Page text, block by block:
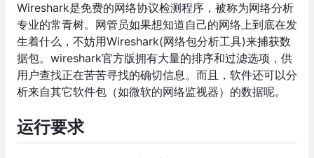
Wireshark是免费的网络协议检测程序，被称为网络分析
专业的常青树。网管员如果想知道自己的网络上到底在发
生着什么，不妨用Wireshark(网络包分析工具)来捕获数
据包。wireshark官方版拥有大量的排序和过滤选项，供
用户查找正在苦苦寻找的确切信息。而且，软件还可以分
析来自其它软件包（如微软的网络监视器）的数据呢。
运行要求